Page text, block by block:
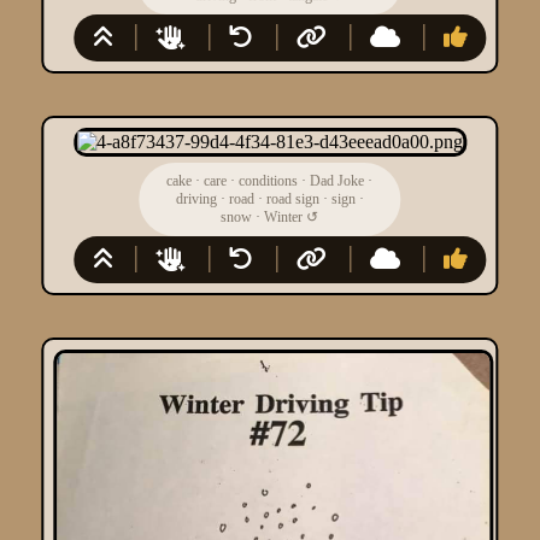
cake ·care ·conditions ·Dad Joke ·
driving· road· road sign· sign·
snow ·Winter ↺